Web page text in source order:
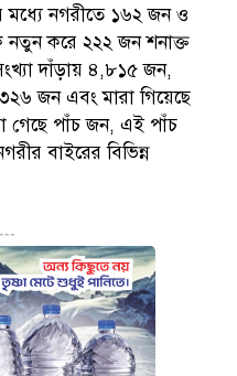
মধ্যে নগরীতে ১৬২ জন ও
নতুন করে ২২২ জন শনাক্ত
দাঁড়ায় ৪,৮১৫ জন,
জন এবং মারা গিয়েছে
গেছে পাঁচ জন, এই পাঁচ
বাইরের বিভিন্ন